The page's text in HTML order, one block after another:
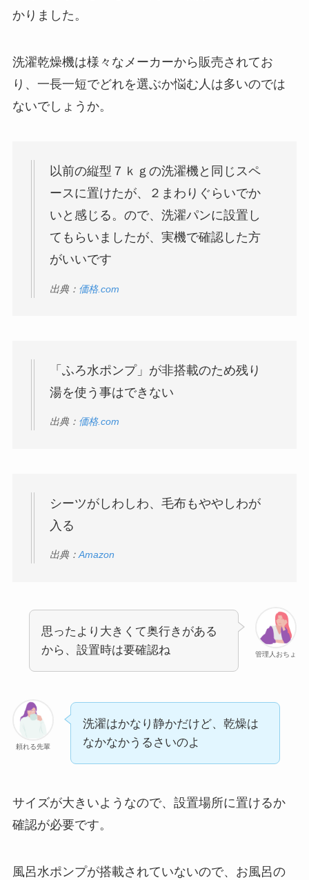
かりました。
洗濯乾燥機は様々なメーカーから販売されてお
り、一長一短でどれを選ぶか悩む人は多いのでは
ないでしょうか。
以前の縦型７ｋｇの洗濯機と同じスペ
ースに置けたが、２まわりぐらいでか
いと感じる。ので、洗濯パンに設置し
てもらいましたが、実機で確認した方
がいいです
出典： 価格.com
「ふろ水ポンプ」が非搭載のため残り
湯を使う事はできない
出典： 価格.com
シーツがしわしわ、毛布もややしわが
入る
出典：Amazon
管理人おちょ
思ったより大きくて奥行きがある
から、設置時は要確認ね
頼れる先輩
洗濯はかなり静かだけど、乾燥は
なかなかうるさいのよ
サイズが大きいようなので、設置場所に置けるか
確認が必要です。
風呂水ポンプが搭載されていないので、お風呂の